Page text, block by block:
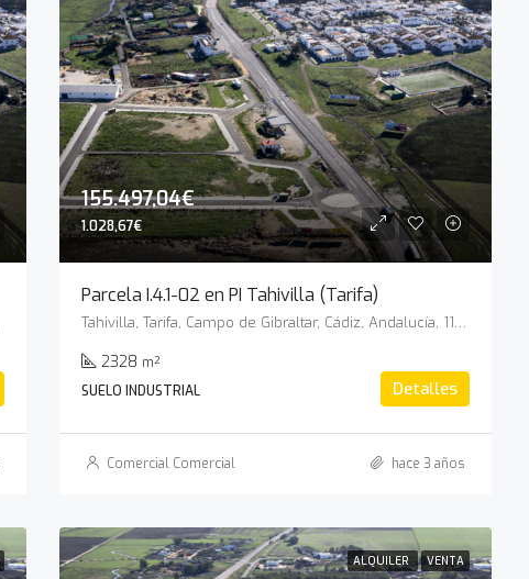
155.497,04€
1.028,67€
Parcela I.4.1-02 en PI Tahivilla (Tarifa)
Tahivilla, Tarifa, Campo de Gibraltar, Cádiz, Andalucía, 11380, España
2328 m²
SUELO INDUSTRIAL
Detalles
Comercial Comercial hace 3 años
ALQUILER VENTA